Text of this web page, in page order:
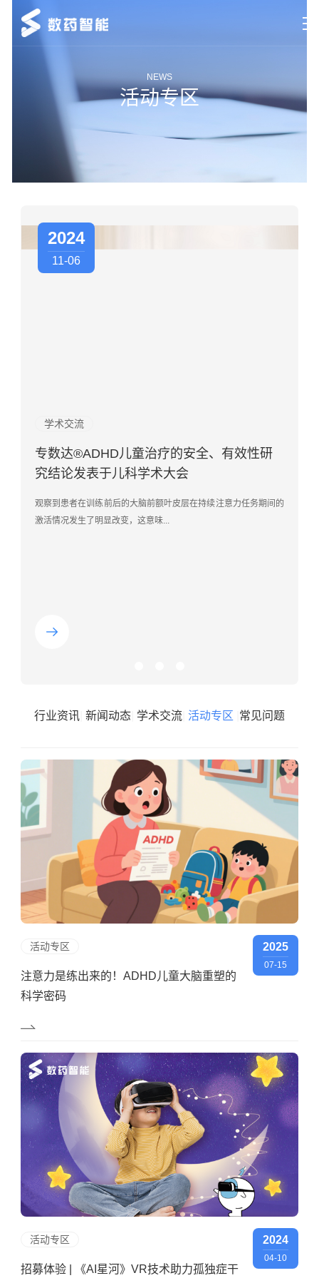
研究领域
新闻中心
联系我们
NEWS
活动专区
2026
05-22
新闻动态
喜报 | 数药智能荣登“2026未来医疗100强”创
新健康服务与产业链服务榜TOP100
5月21日上午，2026未来医疗100强评选颁奖典礼在上海举行，现
场正式发布了备受瞩目的...
2026
03-16
学术交流
论文解读 | 基于单通道脑电神经反馈的电子
游戏式ADHD数字疗法研究
日，一项由中国科研团队完成的关于儿童注意缺陷多动障碍
（ADHD）数字疗法的研究成果，获得...
2026
02-26
学术交流
里程碑 | 中国脑科学新突破：数药智能携手
浙大联合团队攻克ADHD“闭环训练”难题，
近日，一项由中国科研团队完成的关于儿童注意缺陷多动障碍
2026
02-09
学术交流
喜报 | 数药智能ADHD数字药物疗效获中文
核心期刊综述权威认证
近日，由浙江大学医学院附属儿童医院牵头撰写，数药智能科研学
术带头人冯尚博士参与的研究成果...
2026
02-09
学术交流
《JMIR》发表 | 针对中国注意缺陷多动障碍
儿童的游戏式数字疗法干预效果与安全性评
一项来自浙江大学医学院附属儿童医院的研究表明，一款获得中国
2025
05-16
行业资讯
高科技，不费妈，多动症(ADHD)新型疗法
来了！
对于多动症至今尚未有完全治愈的前沿报道，但是随着医学的发
展，治疗多动症的干预方法却在发生...
2024
11-06
学术交流
专数达®ADHD儿童治疗的安全、有效性研
究结论发表于儿科学术大会
观察到患者在训练前后的大脑前额叶皮层在持续注意力任务期间的
激活情况发生了明显改变，这意味...
行业资讯 新闻动态 学术交流 活动专区 常见问题
活动专区
注意力是练出来的！ADHD儿童大脑重塑的
科学密码
2025
07-15
活动专区
招募体验 | 《AI星河》VR技术助力孤独症干
2024
04-10